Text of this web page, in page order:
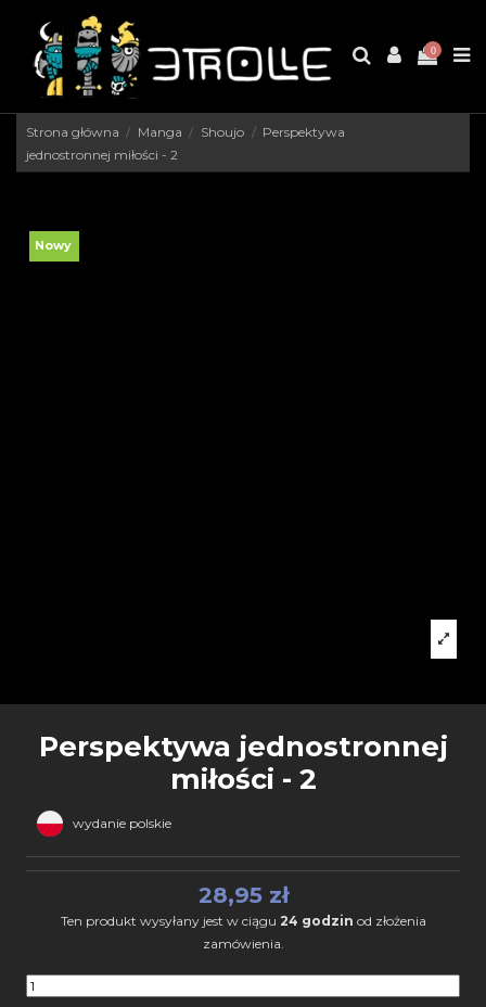
0
Strona główna Manga Shoujo
Perspektywa
jednostronnej miłości - 2
Nowy
Perspektywa jednostronnej
miłości - 2
wydanie polskie
28,95 zł
Ten produkt wysyłany jest w ciągu 24 godzin od złożenia
zamówienia.